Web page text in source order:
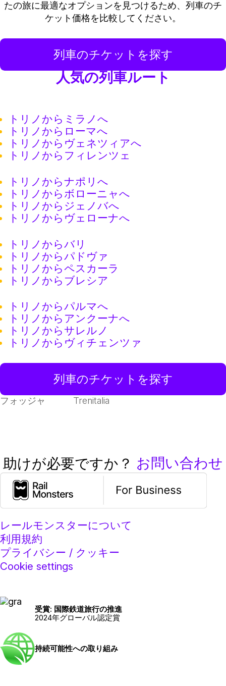
たの旅に最適なオプションを見つけるため、列車のチ
ケット価格を比較してください。
列車のチケットを探す
人気の列車ルート
トリノからミラノへ
トリノからローマへ
トリノからヴェネツィアへ
トリノからフィレンツェ
トリノからナポリへ
トリノからボローニャへ
トリノからジェノバへ
トリノからヴェローナへ
トリノからバリ
トリノからパドヴァ
トリノからペスカーラ
トリノからブレシア
トリノからパルマへ
トリノからアンクーナへ
トリノからサレルノ
トリノからヴィチェンツァ
列車のチケットを探す
フォッジャ Trenitalia
助けが必要ですか？ お問い合わせ
レールモンスターについて
利用規約
プライバシー / クッキー
Cookie settings
受賞: 国際鉄道旅行の推進
2024年グローバル認定賞
持続可能性への取り組み